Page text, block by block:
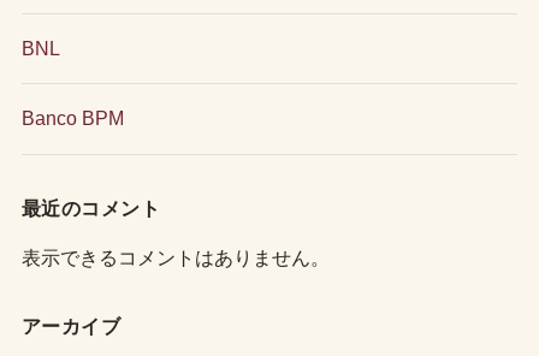
BNL
Banco BPM
最近のコメント
表示できるコメントはありません。
アーカイブ